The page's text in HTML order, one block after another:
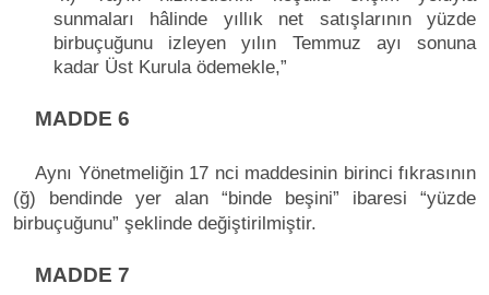
sunmaları hâlinde yıllık net satışlarının yüzde
birbuçuğunu izleyen yılın Temmuz ayı sonuna
kadar Üst Kurula ödemekle,”
MADDE 6
Aynı Yönetmeliğin 17 nci maddesinin birinci fıkrasının
(ğ) bendinde yer alan “binde beşini” ibaresi “yüzde
birbuçuğunu” şeklinde değiştirilmiştir.
MADDE 7